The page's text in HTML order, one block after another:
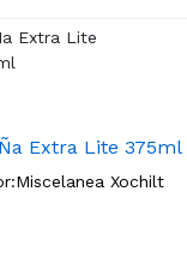
Extra Lite 375ml
Miscelanea Xochilt